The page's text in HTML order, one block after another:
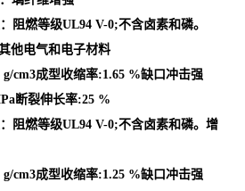
阻燃等级UL94 V-0;不含卤素和磷。
他电气和电子材料
cm3成型收缩率:1.65 %缺口冲击强
断裂伸长率:25 %
阻燃等级UL94 V-0;不含卤素和磷。增
cm3成型收缩率:1.25 %缺口冲击强